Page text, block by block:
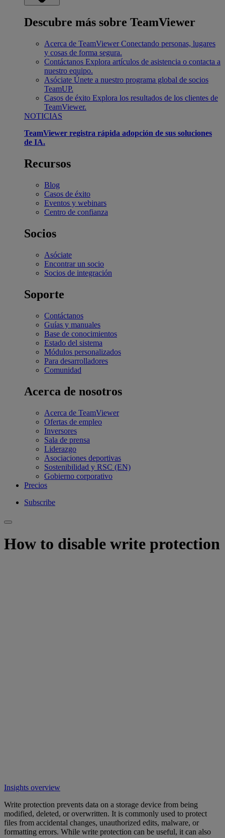
Descubre más sobre TeamViewer
Acerca de TeamViewer Conectando personas, lugares
y cosas de forma segura.
Contáctanos Explora artículos de asistencia o contacta a
nuestro equipo.
Asóciate Únete a nuestro programa global de socios
TeamUP.
Casos de éxito Explora los resultados de los clientes de
TeamViewer.
NOTICIAS
TeamViewer registra rápida adopción de sus soluciones
de IA.
Recursos
Blog
Casos de éxito
Eventos y webinars
Centro de confianza
Socios
Asóciate
Encontrar un socio
Socios de integración
Soporte
Contáctanos
Guías y manuales
Base de conocimientos
Estado del sistema
Módulos personalizados
Para desarrolladores
Comunidad
Acerca de nosotros
Acerca de TeamViewer
Ofertas de empleo
Inversores
Sala de prensa
Liderazgo
Asociaciones deportivas
Sostenibilidad y RSC (EN)
Gobierno corporativo
Precios
Subscribe
How to disable write protection
Insights overview
Write protection prevents data on a storage device from being
modified, deleted, or overwritten. It is commonly used to protect
files from accidental changes, unauthorized edits, malware, or
formatting errors. While write protection can be useful, it can also